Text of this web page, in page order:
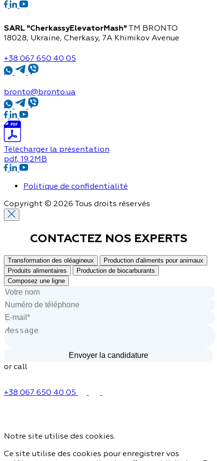
SARL "CherkassyElevatorMash" TM BRONTO
18028, Ukraine, Cherkasy, 7A Khimikov Avenue
+38 067 650 40 05
bronto@bronto.ua
Télécharger la présentation
pdf, 19.2MB
Politique de confidentialité
Copyright © 2026 Tous droits réservés
CONTACTEZ NOS EXPERTS
Transformation des oléagineux
Production d'aliments pour animaux
Produits alimentaires
Production de biocarburants
Composez une ligne
or call
+38 067 650 40 05
Notre site utilise des cookies.
Ce site utilise des cookies pour enregistrer vos